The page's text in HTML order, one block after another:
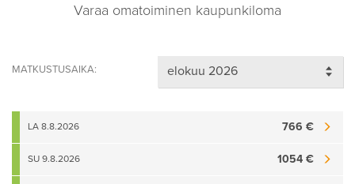
Varaa omatoiminen kaupunkiloma
MATKUSTUSAIKA:
766 €
LA 8.8.2026
1054 €
SU 9.8.2026